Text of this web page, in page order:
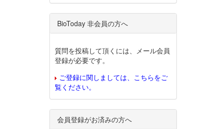
BioToday 非会員の方へ
質問を投稿して頂くには、メール会員
登録が必要です。
ご登録に関しましては、こちらをご
覧ください。
会員登録がお済みの方へ